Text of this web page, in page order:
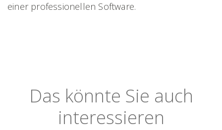
einer professionellen Software.
Das könnte Sie auch
interessieren